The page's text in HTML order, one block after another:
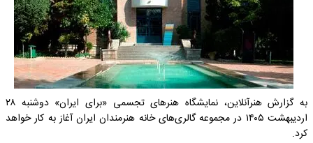
به گزارش هنرآنلاین، نمایشگاه هنرهای تجسمی «برای ایران» دوشنبه ۲۸
اردیبهشت ۱۴۰۵ در مجموعه گالری‌های خانه هنرمندان ایران آغاز به کار خواهد
کرد.